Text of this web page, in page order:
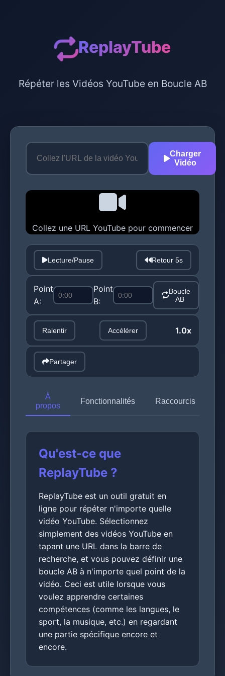
ReplayTube
Répéter les Vidéos YouTube en Boucle AB
Charger
Vidéo
Collez une URL YouTube pour commencer
Lecture/Pause Retour 5s
Point
A:
Point
B:
Boucle
AB
Ralentir Accélérer 1.0x
Partager
À
propos
Fonctionnalités Raccourcis
Qu'est-ce que
ReplayTube ?
ReplayTube est un outil gratuit en
ligne pour répéter n'importe quelle
vidéo YouTube. Sélectionnez
simplement des vidéos YouTube en
tapant une URL dans la barre de
recherche, et vous pouvez définir une
boucle AB à n'importe quel point de la
vidéo. Ceci est utile lorsque vous
voulez apprendre certaines
compétences (comme les langues, le
sport, la musique, etc.) en regardant
une partie spécifique encore et
encore.